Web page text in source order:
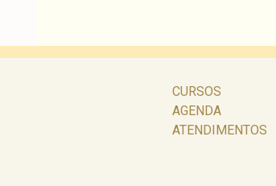
CURSOS
AGENDA
ATENDIMENTOS